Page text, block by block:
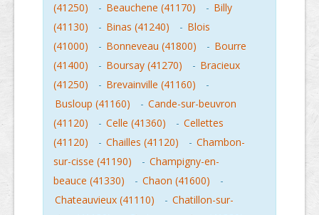
(41250)
- Beauchene (41170) - Billy
(41130)
- Binas (41240) - Blois
(41000)
- Bonneveau (41800) - Bourre
(41400)
- Boursay (41270) - Bracieux
(41250)
- Brevainville (41160)
-
Busloup (41160)
- Cande-sur-beuvron
(41120)
- Celle (41360) - Cellettes
(41120)
- Chailles (41120) - Chambon-
sur-cisse (41190)
- Champigny-en-
beauce (41330)
- Chaon (41600)
-
Chateauvieux (41110)
- Chatillon-sur-